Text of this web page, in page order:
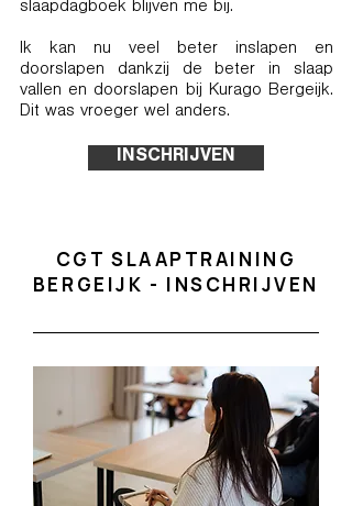
slaapdagboek blijven me bij.
Ik kan nu veel beter inslapen en
doorslapen dankzij de beter in slaap
vallen en doorslapen bij Kurago Bergeijk.
Dit was vroeger wel anders.
INSCHRIJVEN
CGT SLAAPTRAINING
BERGEIJK - INSCHRIJVEN